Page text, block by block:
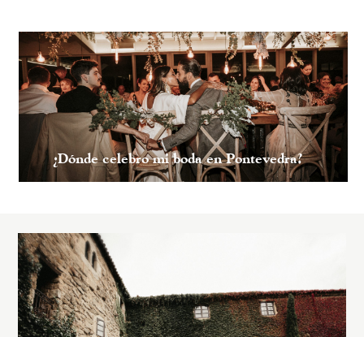
¿Dónde celebro mi boda en Pontevedra?